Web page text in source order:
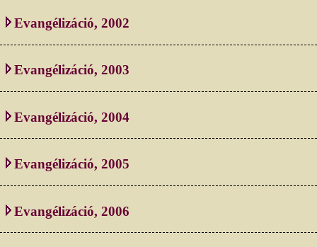
Evangélizáció, 2002
Evangélizáció, 2003
Evangélizáció, 2004
Evangélizáció, 2005
Evangélizáció, 2006